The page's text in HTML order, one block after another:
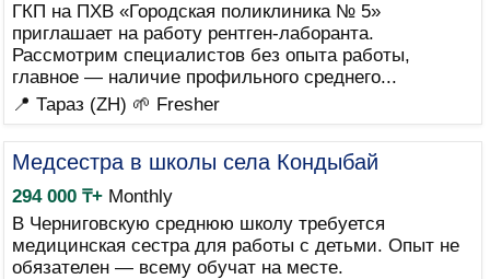
ГКП на ПХВ «Городская поликлиника № 5»
приглашает на работу рентген-лаборанта.
Рассмотрим специалистов без опыта работы,
главное — наличие профильного среднего...
📍 Тараз (ZH) 🌱 Fresher
Медсестра в школы села Кондыбай
294 000 ₸+Monthly
В Черниговскую среднюю школу требуется
медицинская сестра для работы с детьми. Опыт не
обязателен — всему обучат на месте.